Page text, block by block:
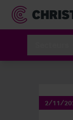
2/11/